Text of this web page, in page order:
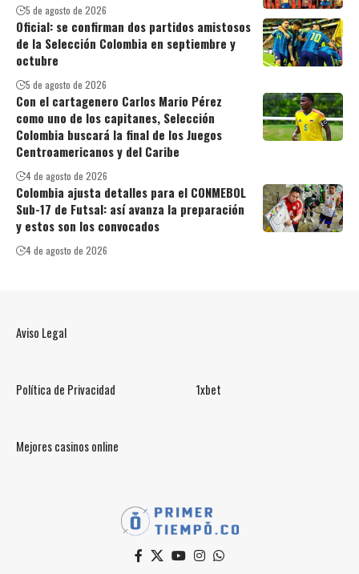
5 de agosto de 2026
Oficial: se confirman dos partidos amistosos
de la Selección Colombia en septiembre y
octubre
5 de agosto de 2026
Con el cartagenero Carlos Mario Pérez
como uno de los capitanes, Selección
Colombia buscará la final de los Juegos
Centroamericanos y del Caribe
4 de agosto de 2026
Colombia ajusta detalles para el CONMEBOL
Sub-17 de Futsal: así avanza la preparación
y estos son los convocados
4 de agosto de 2026
Aviso Legal
Política de Privacidad 1xbet
Mejores casinos online